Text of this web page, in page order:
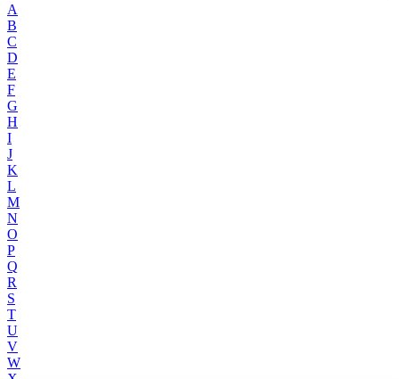
A
B
C
D
E
F
G
H
I
J
K
L
M
N
O
P
Q
R
S
T
U
V
W